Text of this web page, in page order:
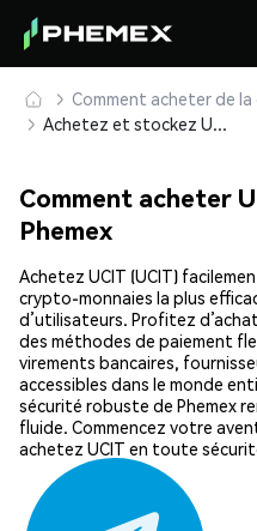
Comment acheter de
Achetez et stockez UCIT (UCIT) en toute sécurité
Comment acheter
Phemex
Achetez UCIT (UCIT)
crypto-monnaies la plus
d’utilisateurs. Profitez
des méthodes de paiement
virements bancaires,
accessibles dans le monde
sécurité robuste de Phemex
fluide. Commencez votre
achetez UCIT en toute